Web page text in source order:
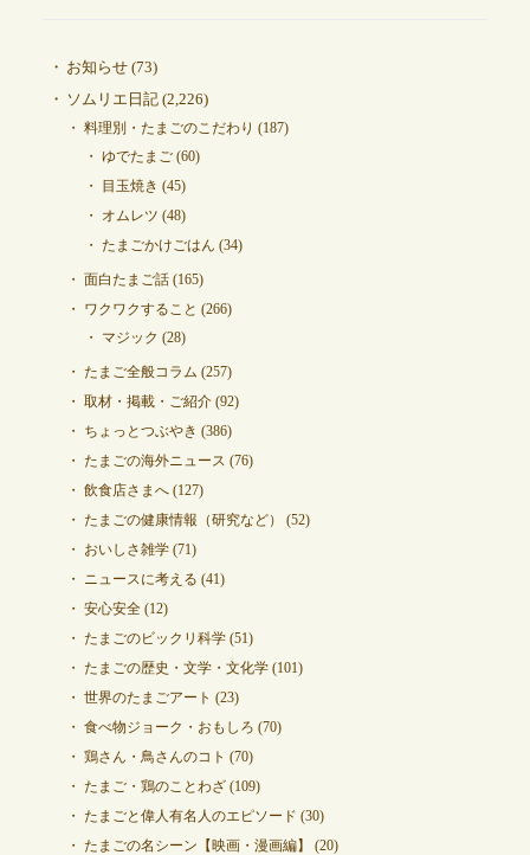
お知らせ(73)
ソムリエ日記(2,226)
料理別・たまごのこだわり (187)
ゆでたまご(60)
目玉焼き (45)
オムレツ (48)
たまごかけごはん (34)
面白たまご話(165)
ワクワクすること (266)
マジック (28)
たまご全般コラム (257)
取材・掲載・ご紹介(92)
ちょっとつぶやき (386)
たまごの海外ニュース (76)
飲食店さまへ(127)
たまごの健康情報（研究など）
(52)
おいしさ雑学(71)
ニュースに考える (41)
安心安全(12)
たまごのビックリ科学(51)
たまごの歴史・文学・文化学(101)
世界のたまごアート (23)
食べ物ジョーク・おもしろ (70)
鶏さん・鳥さんのコト (70)
たまご・鶏のことわざ(109)
たまごと偉人有名人のエピソード (30)
たまごの名シーン【映画・漫画編】
(20)